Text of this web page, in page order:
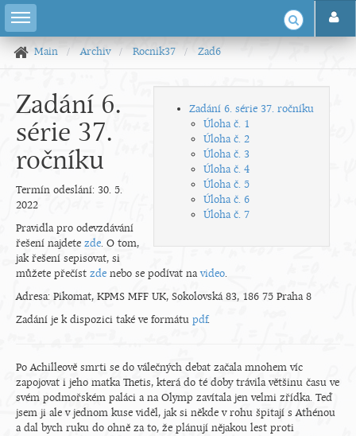
Main Archiv Rocnik37 Zad6
Zadání 6. série 37. ročníku
Úloha č. 1
Úloha č. 2
Úloha č. 3
Úloha č. 4
Úloha č. 5
Úloha č. 6
Úloha č. 7
Zadání 6.
série 37.
ročníku
Termín odeslání: 30. 5.
2022
Pravidla pro odevzdávání
řešení najdete zde. O tom,
jak řešení sepisovat, si
můžete přečíst zde nebo se podívat navideo.
Adresa: Pikomat, KPMS MFF UK, Sokolovská 83, 186 75 Praha 8
Zadání je k dispozici také ve formátu pdf.
Po Achilleově smrti se do válečných debat začala mnohem víc
zapojovat i jeho matka Thetis, která do té doby trávila většinu času ve
svém podmořském paláci a na Olymp zavítala jen velmi zřídka. Teď
jsem ji ale v jednom kuse viděl, jak si někde v rohu špitají s Athénou
a dal bych ruku do ohně za to, že plánují nějakou lest proti